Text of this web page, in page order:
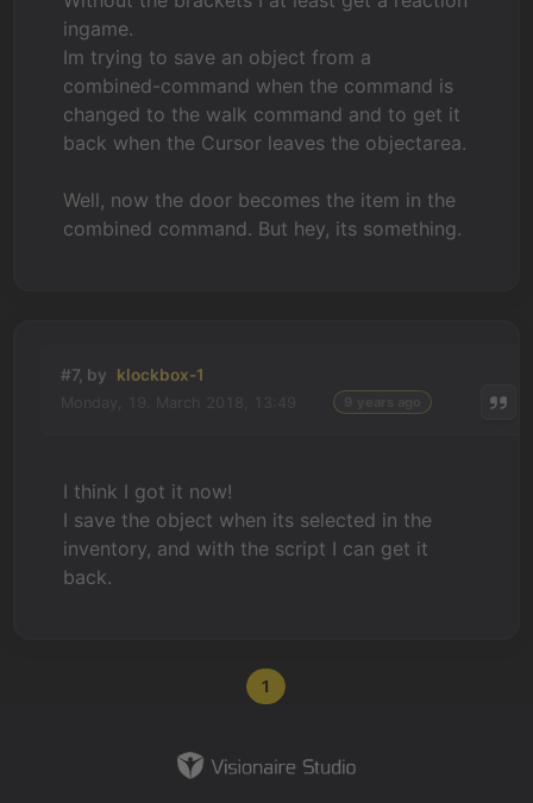
ingame.
Im trying to save an object from a
combined-command when the command is
changed to the walk command and to get it
back when the Cursor leaves the objectarea.
Well, now the door becomes the item in the
combined command. But hey, its something.
#7, by klockbox-1
I think I got it now!
I save the object when its selected in the
inventory, and with the script I can get it
back.
1